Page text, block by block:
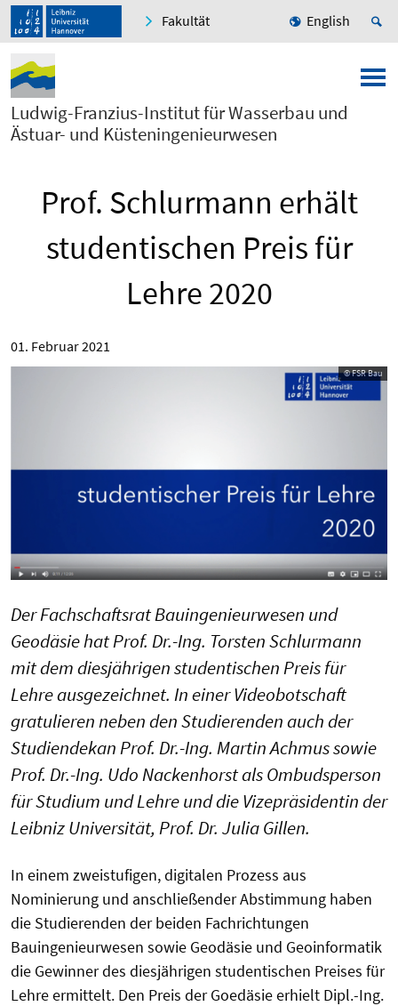
Fakultät English
Ludwig-Franzius-Institut für Wasserbau und
Ästuar- und Küsteningenieurwesen
Prof. Schlurmann erhält
studentischen Preis für
Lehre 2020
01. Februar 2021
© FSR Bau
Der Fachschaftsrat Bauingenieurwesen und
Geodäsie hat Prof. Dr.-Ing. Torsten Schlurmann
mit dem diesjährigen studentischen Preis für
Lehre ausgezeichnet. In einer Videobotschaft
gratulieren neben den Studierenden auch der
Studiendekan Prof. Dr.-Ing. Martin Achmus sowie
Prof. Dr.-Ing. Udo Nackenhorst als Ombudsperson
für Studium und Lehre und die Vizepräsidentin der
Leibniz Universität, Prof. Dr. Julia Gillen.
In einem zweistufigen, digitalen Prozess aus
Nominierung und anschließender Abstimmung haben
die Studierenden der beiden Fachrichtungen
Bauingenieurwesen sowie Geodäsie und Geoinformatik
die Gewinner des diesjährigen studentischen Preises für
Lehre ermittelt. Den Preis der Goedäsie erhielt Dipl.-Ing.